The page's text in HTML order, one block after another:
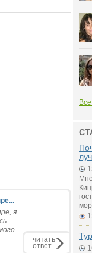
я
читать
ответ